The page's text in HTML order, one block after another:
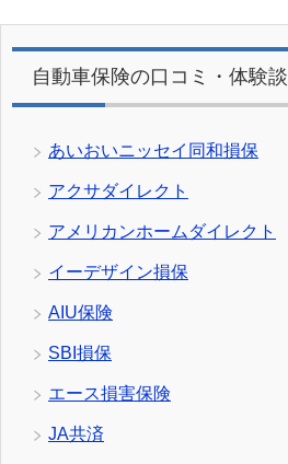
自動車保険の口コミ・体験談
あいおいニッセイ同和損保
アクサダイレクト
アメリカンホームダイレクト
イーデザイン損保
AIU保険
SBI損保
エース損害保険
JA共済